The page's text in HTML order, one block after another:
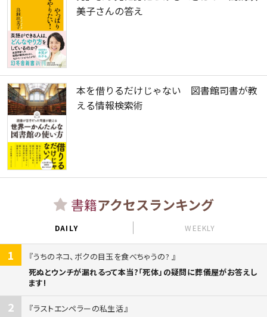
美子さんの答え
本を借りるだけじゃない 図書館司書が教
える情報検索術
書籍アクセスランキング
DAILY WEEKLY
1
うちのネコ、ボクの目玉を食べちゃうの?
死ぬとウンチが漏れるって本当?「死体」の疑問に葬儀屋がお答えし
ます!
2
ラストエンペラーの私生活